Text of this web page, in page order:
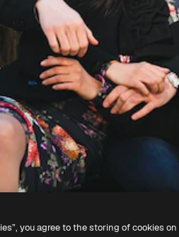
you agree to the storing of cookies